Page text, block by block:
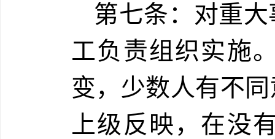
第七条：对重
工负责组织实施
变，少数人有不
上级反映，在没